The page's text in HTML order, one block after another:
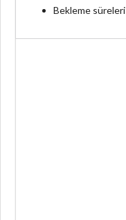
Bekleme süreleri